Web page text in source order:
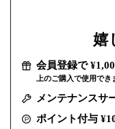
嬉
会員登録で
上のご購入で使用でき
メンテナンスサ
ポイント付与